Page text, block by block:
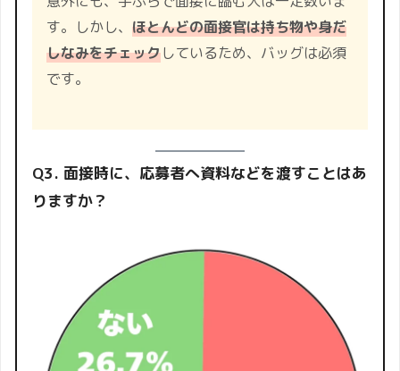
す。しかし、 ほとんどの面接官は持ち物や身だ
しなみをチェックしているため、バッグは必須
です。
Q3. 面接時に、応募者へ資料などを渡すことはあ
りますか？